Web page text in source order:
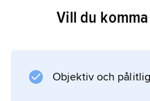
Musil-Kommentar
Vill du
Objektiv och